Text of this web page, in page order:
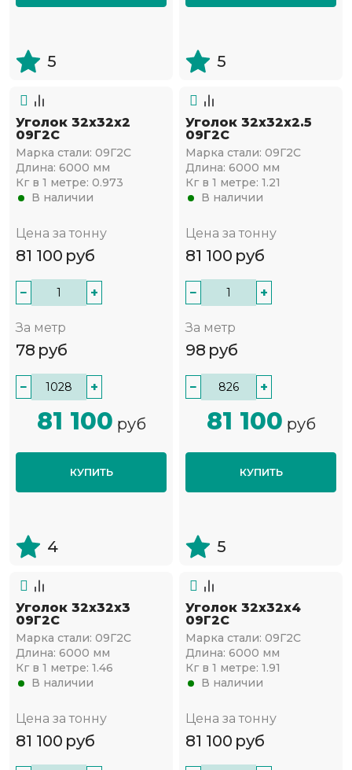
5 5
Уголок 32х32х2
09Г2С
Марка стали: 09Г2С
Длина: 6000 мм
Кг в 1 метре: 0.973
В наличии
Цена за тонну
81 100 руб
− +
За метр
78 руб
− +
81 100 руб
КУПИТЬ
4
Уголок 32х32х2.5
09Г2С
Марка стали: 09Г2С
Длина: 6000 мм
Кг в 1 метре: 1.21
В наличии
Цена за тонну
81 100 руб
− +
За метр
98 руб
− +
81 100 руб
КУПИТЬ
5
Уголок 32х32х3
09Г2С
Марка стали: 09Г2С
Длина: 6000 мм
Кг в 1 метре: 1.46
В наличии
Цена за тонну
81 100 руб
Уголок 32х32х4
09Г2С
Марка стали: 09Г2С
Длина: 6000 мм
Кг в 1 метре: 1.91
В наличии
Цена за тонну
81 100 руб